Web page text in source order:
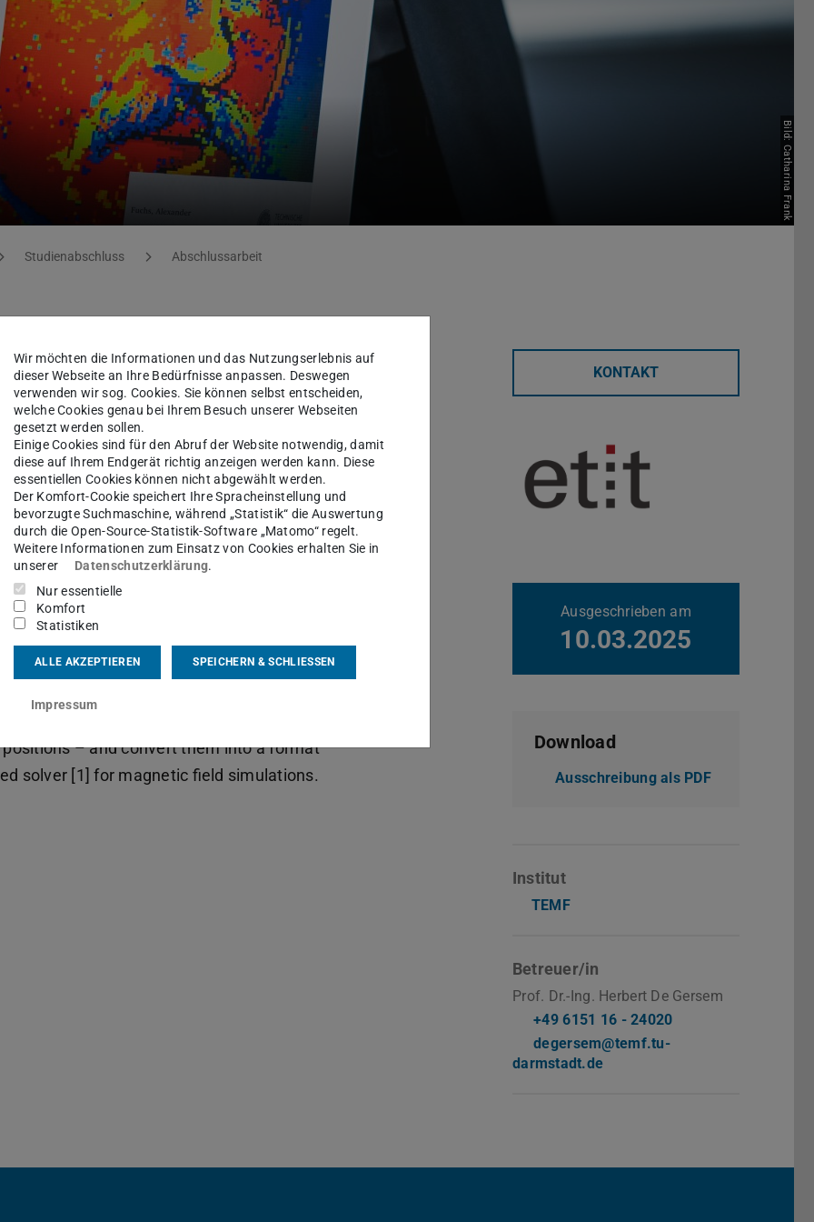
Bild: Catharina Frank
Studienabschluss Abschlussarbeit
Magnet Design and
are essential in designing and
geometries become more complex.
need to explore multiple magnet designs
each design in a sophisticated CAD
as many ideas will not make it past the initial
leveraging image recognition. You will
drawn, 2D magnet geometries–
– and convert them into a format
solver [1] for magnetic field simulations.
KONTAKT
Ausgeschrieben am
10.03.2025
Download
Ausschreibung als PDF
Institut
TEMF
Betreuer/in
Prof. Dr.-Ing. Herbert De Gersem
+49 6151 16 - 24020
degersem@temf.tu-
darmstadt.de
Wir möchten die Informationen und das Nutzungserlebnis auf
dieser Webseite an Ihre Bedürfnisse anpassen. Deswegen
verwenden wir sog. Cookies. Sie können selbst entscheiden,
welche Cookies genau bei Ihrem Besuch unserer Webseiten
gesetzt werden sollen.
Einige Cookies sind für den Abruf der Website notwendig, damit
diese auf Ihrem Endgerät richtig anzeigen werden kann. Diese
essentiellen Cookies können nicht abgewählt werden.
Der Komfort-Cookie speichert Ihre Spracheinstellung und
bevorzugte Suchmaschine, während „Statistik“ die Auswertung
durch die Open-Source-Statistik-Software „Matomo“ regelt.
Weitere Informationen zum Einsatz von Cookies erhalten Sie in
unserer
Datenschutzerklärung.
Nur essentielle
Komfort
Statistiken
ALLE AKZEPTIEREN SPEICHERN & SCHLIESSEN
Impressum